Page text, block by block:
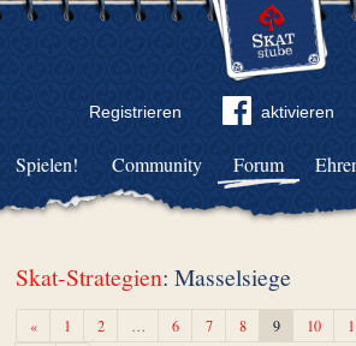
Registrieren aktivieren
Community Forum
Spielen!
Skat-Strategien: Masselsiege
«Zurück1 2 … 6 7 8 9 10